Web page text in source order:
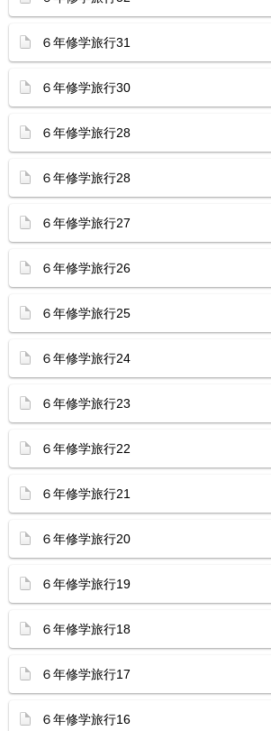
６年修学旅行31
６年修学旅行30
６年修学旅行28
６年修学旅行28
６年修学旅行27
６年修学旅行26
６年修学旅行25
６年修学旅行24
６年修学旅行23
６年修学旅行22
６年修学旅行21
６年修学旅行20
６年修学旅行19
６年修学旅行18
６年修学旅行17
６年修学旅行16